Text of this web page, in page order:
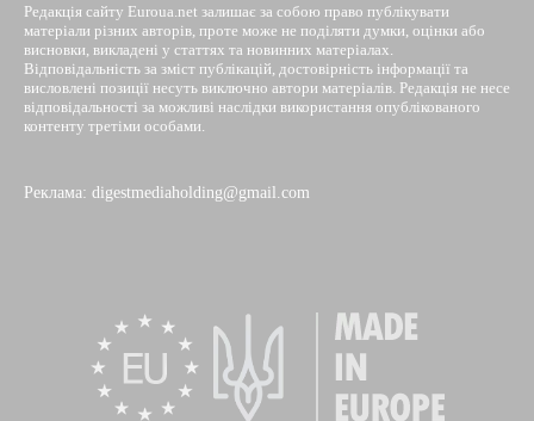
Редакція сайту Euroua.net залишає за собою право публікувати
матеріали різних авторів, проте може не поділяти думки, оцінки або
висновки, викладені у статтях та новинних матеріалах.
Відповідальність за зміст публікацій, достовірність інформації та
висловлені позиції несуть виключно автори матеріалів. Редакція не несе
відповідальності за можливі наслідки використання опублікованого
контенту третіми особами.
Реклама: digestmediaholding@gmail.com